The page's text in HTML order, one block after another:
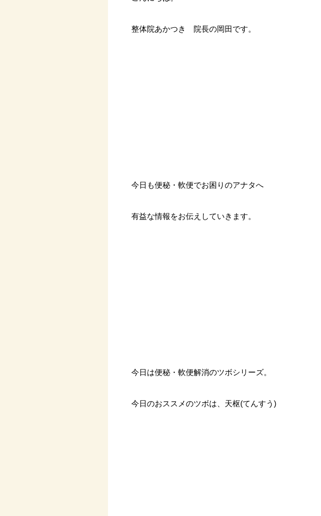
整体院あかつき 院長の岡田です。
今日も便秘・軟便でお困りのアナタへ
有益な情報をお伝えしていきます。
今日は便秘・軟便解消のツボシリーズ。
今日のおススメのツボは、天枢(てんすう)